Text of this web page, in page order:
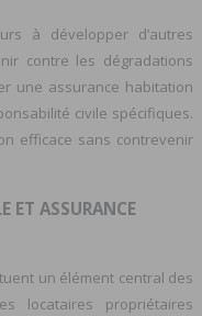
à développer d’autres
contre les dégradations
une assurance habitation
civile spécifiques.
efficace sans contrevenir
ET ASSURANCE
un élément central des
locataires propriétaires